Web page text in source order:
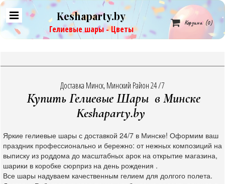
Keshaparty.by
Гелиевые шары - Цветы
 Корзина (0)
Доставка Минск, Минский Район 24 /7
Купить Гелиевые Шары в Минске
Keshaparty.by
Яркие гелиевые шары с доставкой 24/7 в Минске! Оформим ваш
праздник профессионально и бережно: от нежных композиций на
выписку из роддома до масштабных арок на открытие магазина,
шарики в коробке сюрприз на день рождения .
Все шары надуваем качественным гелием для долгого полета.